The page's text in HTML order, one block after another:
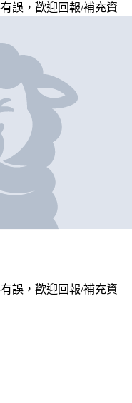
誤，歡迎回報/補充資
誤，歡迎回報/補充資